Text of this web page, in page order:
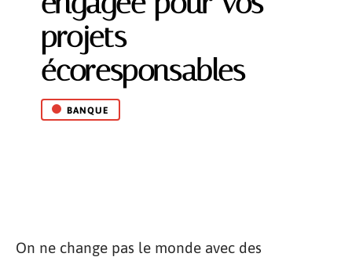
projets
écoresponsables
BANQUE
On ne change pas le monde avec des